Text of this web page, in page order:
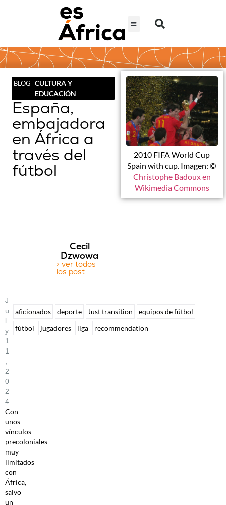
BLOG CULTURA Y
EDUCACIÓN
España,
embajadora
en África a
través del
fútbol
2010 FIFA World Cup
Spain with cup. Imagen: ©
Christophe Badoux en
Wikimedia Commons
Cecil
Dzwowa
> ver todos
los post
J
U
L
Y
1
1
,
2
0
2
4
Con
unos
vínculos
precoloniales
muy
limitados
con
África,
salvo
un
aficionados deporte Just transition
equipos de fútbol
fútbol
jugadores liga recommendation